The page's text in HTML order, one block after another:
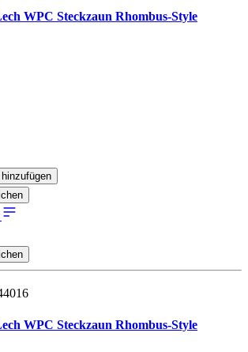
WPC Steckzaun Rhombus-Style
WPC Steckzaun Rhombus-Style